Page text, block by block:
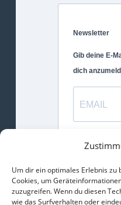
Um dir ein optimales Erlebnis zu
Cookies, um
zuzugreifen. Wenn du diesen
wie das Surfverhalten oder
Newsletter
Gib deine E-
dich
die
ANMELDEN